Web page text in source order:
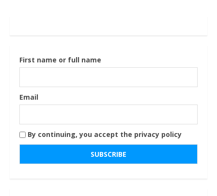
First name or full name
Email
By continuing, you accept the privacy policy